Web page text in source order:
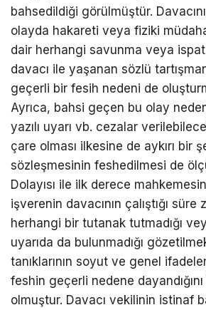
bahsedildiği görülmüştür.
olayda hakareti veya fiziki
dair herhangi savunma veya ispat
davacı ile yaşanan sözlü
geçerli bir fesih nedeni de
Ayrıca, bahsi geçen bu olay
yazılı uyarı vb. cezalar
çare olması ilkesine de aykırı bir
sözleşmesinin feshedilmesi de
Dolayısı ile ilk derece
işverenin davacının çalıştığı süre
herhangi bir tutanak tutmadığı
uyarıda da bulunmadığı
tanıklarının soyut ve genel
feshin geçerli nedene
olmuştur. Davacı vekilinin istinaf